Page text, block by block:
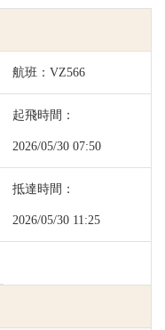
VZ566
2026/05/30 07:50
2026/05/30 11:25